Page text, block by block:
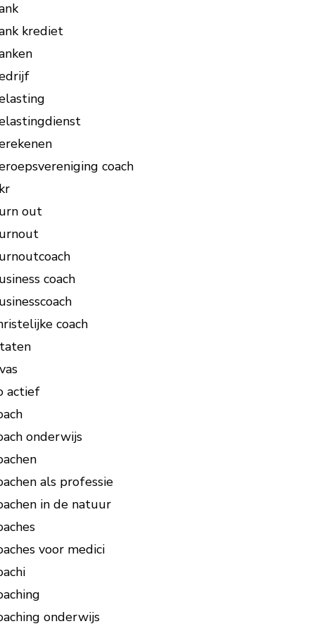
krediet
coach
out
coach
coach
actief
onderwijs
als professie
in de natuur
voor medici
onderwijs